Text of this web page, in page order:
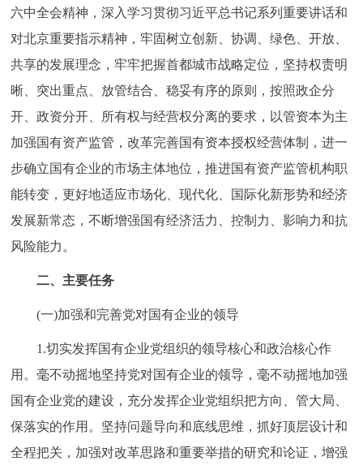
走进北京
北京概况 十六区概览 人文北京
绿色北京 图说北京 视频北京
多语种
ENGLISH 한국어 日本語
DEUTSCH
ITALIANO
回到顶部
六中全会精神，深入学习贯彻习近平总书记系列重要讲话和
对北京重要指示精神，牢固树立创新、协调、绿色、开放、
共享的发展理念，牢牢把握首都城市战略定位，坚持权责明
晰、突出重点、放管结合、稳妥有序的原则，按照政企分
开、政资分开、所有权与经营权分离的要求，以管资本为主
加强国有资产监管，改革完善国有资本授权经营体制，进一
步确立国有企业的市场主体地位，推进国有资产监管机构职
能转变，更好地适应市场化、现代化、国际化新形势和经济
发展新常态，不断增强国有经济活力、控制力、影响力和抗
风险能力。
二、主要任务
(一)加强和完善党对国有企业的领导
1.切实发挥国有企业党组织的领导核心和政治核心作
用。毫不动摇地坚持党对国有企业的领导，毫不动摇地加强
国有企业党的建设，充分发挥企业党组织把方向、管大局、
保落实的作用。坚持问题导向和底线思维，抓好顶层设计和
全程把关，加强对改革思路和重要举措的研究和论证，增强